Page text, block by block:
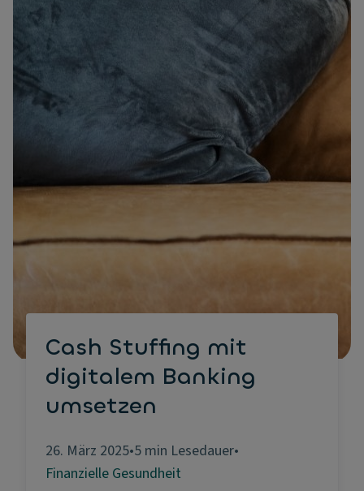
Cash Stuffing mit
digitalem Banking
umsetzen
26. März 2025•5 min Lesedauer•
Finanzielle Gesundheit